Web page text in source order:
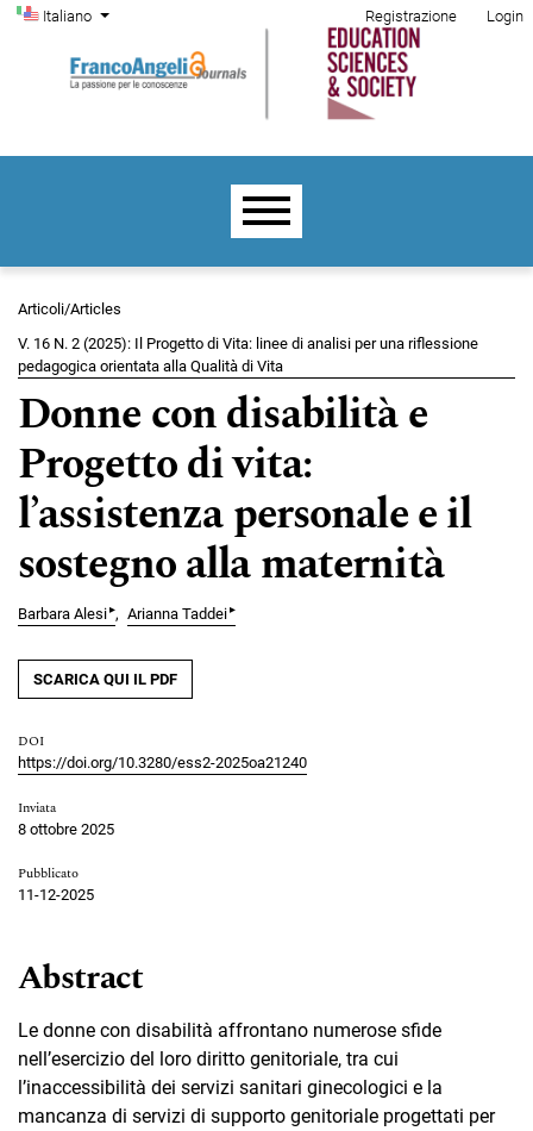
Salta al menu principale di navigazione
Salta al contenuto principale
Salta al piè di pagina del sito
Cambia la lingua. La lingua corrente è:
Italiano
Menu di amministrazione
Registrazione Login
Menu principale
Articoli/Articles
V. 16 N. 2 (2025): Il Progetto di Vita: linee di analisi per una riflessione
pedagogica orientata alla Qualità di Vita
Donne con disabilità e
Progetto di vita:
l’assistenza personale e il
sostegno alla maternità
Barbara Alesi▸ Arianna Taddei▸
SCARICA QUI IL PDF
DOI
https://doi.org/10.3280/ess2-2025oa21240
Inviata
8 ottobre 2025
Pubblicato
11-12-2025
Abstract
Le donne con disabilità affrontano numerose sfide
nell’esercizio del loro diritto genitoriale, tra cui
l’inaccessibilità dei servizi sanitari ginecologici e la
mancanza di servizi di supporto genitoriale progettati per